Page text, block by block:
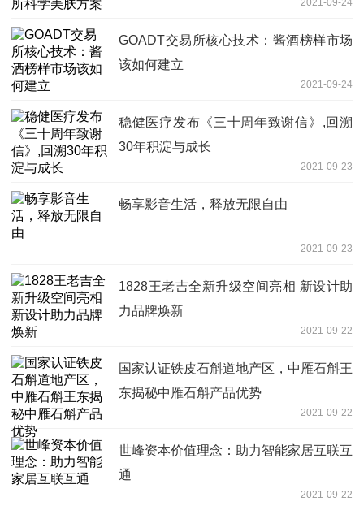
GOADT交易所核心技术：酱酒榜样市场
该如何建立
2021-09-24
稳健医疗发布《三十周年致谢信》,回溯
30年积淀与成长
2021-09-23
畅享影音生活，释放无限自由
2021-09-23
1828王老吉全新升级空间亮相 新设计助
力品牌焕新
2021-09-22
国家认证铁皮石斛道地产区，中雁石斛王
东揭秘中雁石斛产品优势
2021-09-22
世峰资本价值理念：助力智能家居互联互
通
2021-09-22